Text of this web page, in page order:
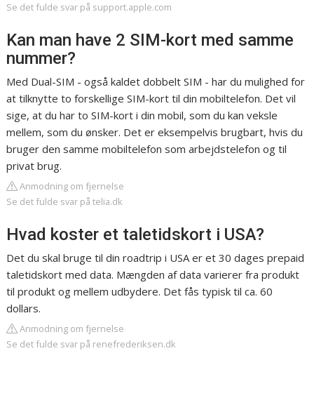
Se det fulde svar på support.apple.com
Kan man have 2 SIM-kort med samme
nummer?
Med Dual-SIM - også kaldet dobbelt SIM - har du mulighed for
at tilknytte to forskellige SIM-kort til din mobiltelefon. Det vil
sige, at du har to SIM-kort i din mobil, som du kan veksle
mellem, som du ønsker. Det er eksempelvis brugbart, hvis du
bruger den samme mobiltelefon som arbejdstelefon og til
privat brug.
Anmodning om fjernelse
Se det fulde svar på telia.dk
Hvad koster et taletidskort i USA?
Det du skal bruge til din roadtrip i USA er et 30 dages prepaid
taletidskort med data. Mængden af data varierer fra produkt
til produkt og mellem udbydere. Det fås typisk til ca. 60
dollars.
Anmodning om fjernelse
Se det fulde svar på renefrederiksen.dk